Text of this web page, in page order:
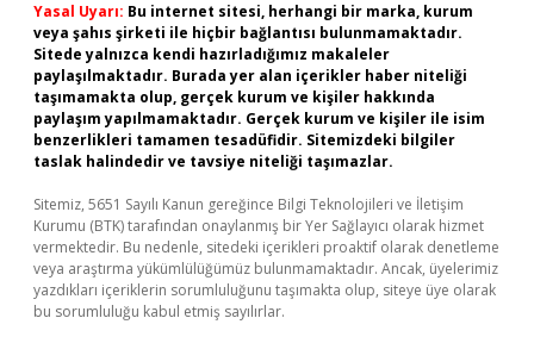
Yasal Uyarı: Bu internet sitesi, herhangi bir marka, kurum
veya şahıs şirketi ile hiçbir bağlantısı bulunmamaktadır.
Sitede yalnızca kendi hazırladığımız makaleler
paylaşılmaktadır. Burada yer alan içerikler haber niteliği
taşımamakta olup, gerçek kurum ve kişiler hakkında
paylaşım yapılmamaktadır. Gerçek kurum ve kişiler ile isim
benzerlikleri tamamen tesadüfidir. Sitemizdeki bilgiler
taslak halindedir ve tavsiye niteliği taşımazlar.
Sitemiz, 5651 Sayılı Kanun gereğince Bilgi Teknolojileri ve İletişim
Kurumu (BTK) tarafından onaylanmış bir Yer Sağlayıcı olarak hizmet
vermektedir. Bu nedenle, sitedeki içerikleri proaktif olarak denetleme
veya araştırma yükümlülüğümüz bulunmamaktadır. Ancak, üyelerimiz
yazdıkları içeriklerin sorumluluğunu taşımakta olup, siteye üye olarak
bu sorumluluğu kabul etmiş sayılırlar.